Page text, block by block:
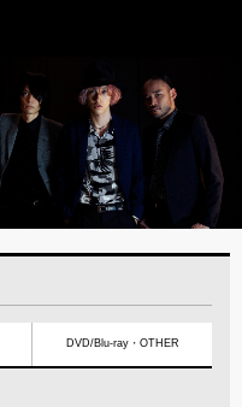
DVD/Blu-ray・OTHER